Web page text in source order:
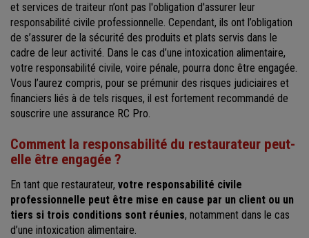
et services de traiteur n’ont pas l'obligation d'assurer leur
responsabilité civile professionnelle. Cependant, ils ont l’obligation
de s’assurer de la sécurité des produits et plats servis dans le
cadre de leur activité. Dans le cas d’une intoxication alimentaire,
votre responsabilité civile, voire pénale, pourra donc être engagée.
Vous l’aurez compris, pour se prémunir des risques judiciaires et
financiers liés à de tels risques, il est fortement recommandé de
souscrire une assurance RC Pro.
Comment la responsabilité du restaurateur peut-
elle être engagée ?
En tant que restaurateur, votre responsabilité civile
professionnelle peut être mise en cause par un client ou un
tiers si trois conditions sont réunies, notamment dans le cas
d’une intoxication alimentaire.